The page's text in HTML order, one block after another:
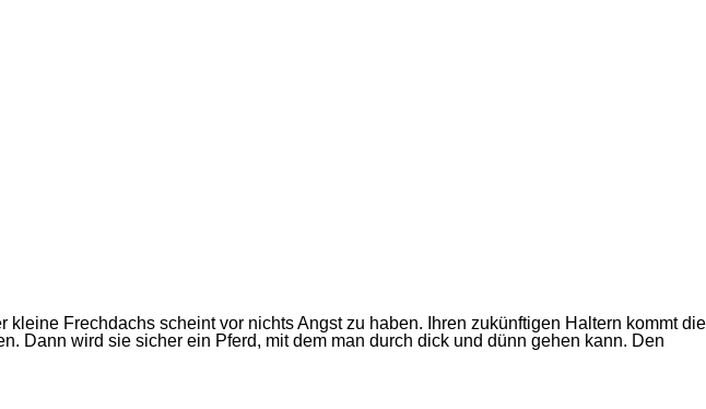
Frechdachs scheint vor nichts Angst zu haben. Ihren zukünftigen Haltern kommt die
Dann wird sie sicher ein Pferd, mit dem man durch dick und dünn gehen kann. Den